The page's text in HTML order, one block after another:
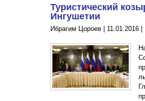
Туристический
Ингушетии
Ибрагим Цороев | 11.01.2016